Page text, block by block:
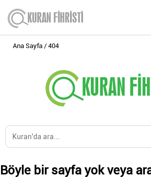
Ana Sayfa 404
Böyle bir sayfa yok veya